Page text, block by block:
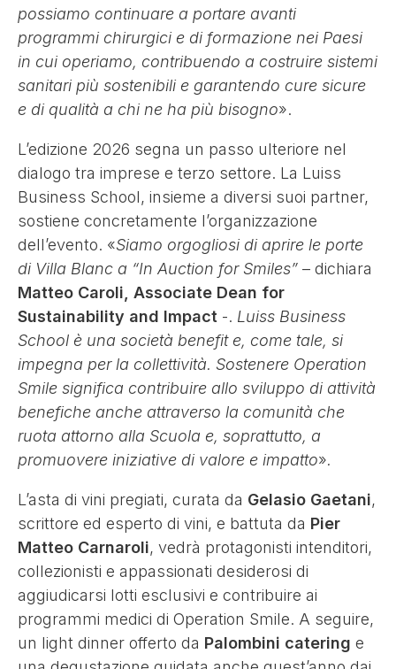
possiamo continuare a portare avanti
programmi chirurgici e di formazione nei Paesi
in cui operiamo, contribuendo a costruire sistemi
sanitari più sostenibili e garantendo cure sicure
e di qualità a chi ne ha più bisogno».
L’edizione 2026 segna un passo ulteriore nel
dialogo tra imprese e terzo settore. La Luiss
Business School, insieme a diversi suoi partner,
sostiene concretamente l’organizzazione
dell’evento. «Siamo orgogliosi di aprire le porte
di Villa Blanc a “In Auction for Smiles” – dichiara
Matteo Caroli, Associate Dean for
Sustainability and Impact -. Luiss Business
School è una società benefit e, come tale, si
impegna per la collettività. Sostenere Operation
Smile significa contribuire allo sviluppo di attività
benefiche anche attraverso la comunità che
ruota attorno alla Scuola e, soprattutto, a
promuovere iniziative di valore e impatto».
L’asta di vini pregiati, curata da Gelasio Gaetani,
scrittore ed esperto di vini, e battuta da Pier
Matteo Carnaroli, vedrà protagonisti intenditori,
collezionisti e appassionati desiderosi di
aggiudicarsi lotti esclusivi e contribuire ai
programmi medici di Operation Smile. A seguire,
un light dinner offerto da Palombini catering e